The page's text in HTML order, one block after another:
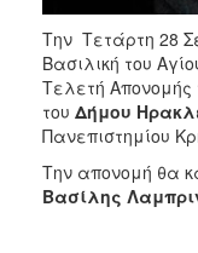
Την Τετάρτη 28
Βασιλική του
Τελετή Απονομής
του Δήμου
Πανεπιστημίου
Την απονομή θα
Βασίλης